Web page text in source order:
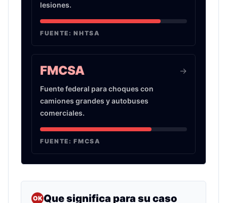
lesiones.
FUENTE:NHTSA
FMCSA
Fuente federal para choques con
camiones grandes y autobuses
comerciales.
->
FUENTE:FMCSA
OKQue significa para su caso